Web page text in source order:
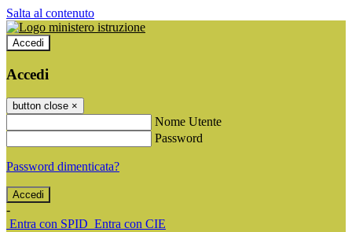
Salta al contenuto
Accedi
Accedi
button close ×
Nome Utente
Password
Password dimenticata?
-
Entra con SPID Entra con CIE